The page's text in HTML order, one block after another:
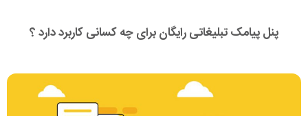
پنل پیامک تبلیغاتی رایگان برای چه کسانی کاربرد دارد ؟